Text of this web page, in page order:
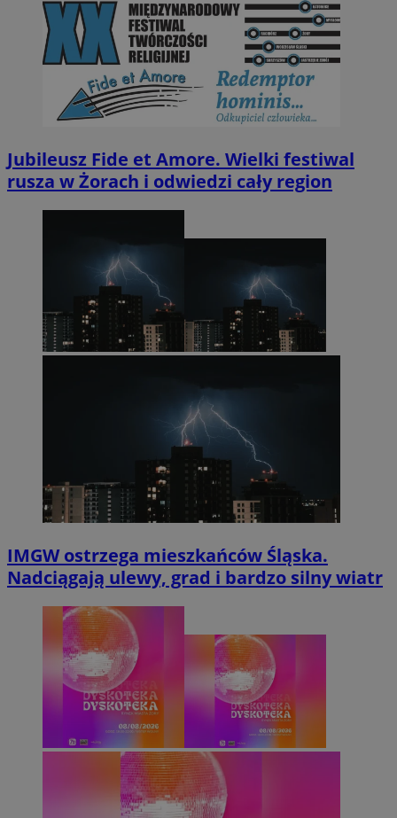
Jubileusz Fide et Amore. Wielki festiwal
rusza w Żorach i odwiedzi cały region
IMGW ostrzega mieszkańców Śląska.
Nadciągają ulewy, grad i bardzo silny wiatr